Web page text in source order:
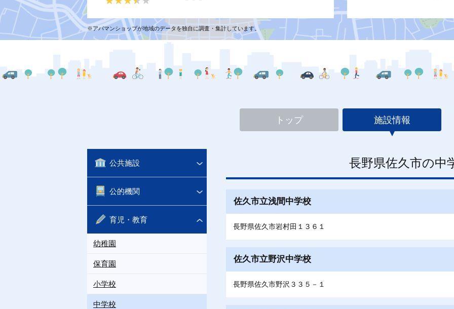
※アパマンショップが地域のデータを独自に調査・集計しています。
トップ 施設情報
公共施設
公的機関
育児・教育
幼稚園
保育園
小学校
中学校
長野県佐久市の中
佐久市立浅間中学校
長野県佐久市岩村田１３６１
佐久市立野沢中学校
長野県佐久市野沢３３５－１